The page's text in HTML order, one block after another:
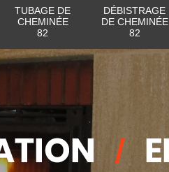
TUBAGE DE
CHEMINÉE
82
DÉBISTRAGE
DE CHEMINÉE
82